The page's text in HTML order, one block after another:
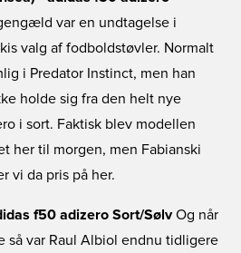
var en undtagelse i
valg af fodboldstøvler. Normalt
i Predator Instinct, men han
holde sig fra den helt nye
i sort. Faktisk blev modellen
her til morgen, men Fabianski
vi da pris på her.
f50 adizero Sort/SølvOg når
så var Raul Albiol endnu tidligere